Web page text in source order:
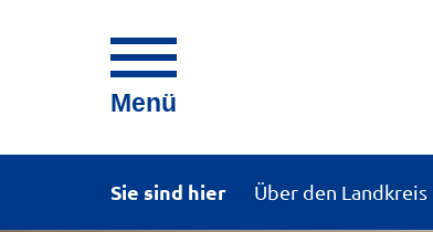
Menü
Sie sind hier Über den Landkreis